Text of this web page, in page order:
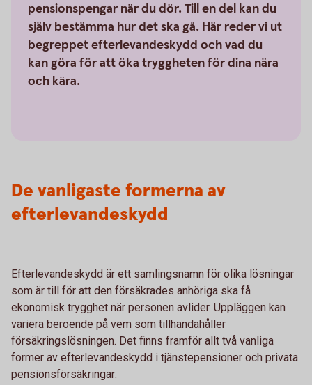
pensionspengar när du dör. Till en del kan du
själv bestämma hur det ska gå. Här reder vi ut
begreppet efterlevandeskydd och vad du
kan göra för att öka tryggheten för dina nära
och kära.
De vanligaste formerna av
efterlevandeskydd
Efterlevandeskydd är ett samlingsnamn för olika lösningar
som är till för att den försäkrades anhöriga ska få
ekonomisk trygghet när personen avlider. Uppläggen kan
variera beroende på vem som tillhandahåller
försäkringslösningen. Det finns framför allt två vanliga
former av efterlevandeskydd i tjänstepensioner och privata
pensionsförsäkringar: